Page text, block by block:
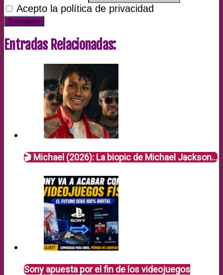
Acepto la política de privacidad
Entradas Relacionadas:
🎬 Michael (2026): La biopic de Michael Jackson…
Sony apuesta por el fin de los videojuegos